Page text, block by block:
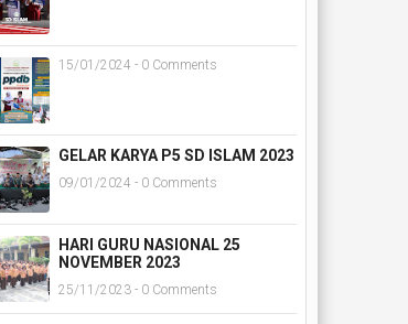
15/01/2024 - 0 Comments
GELAR KARYA P5 SD ISLAM 2023
09/01/2024 - 0 Comments
HARI GURU NASIONAL 25
NOVEMBER 2023
25/11/2023 - 0 Comments